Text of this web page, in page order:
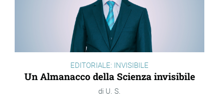
EDITORIALE: INVISIBILE
Un Almanacco della Scienza invisibile
U. S.